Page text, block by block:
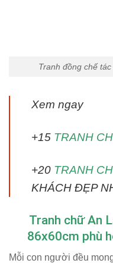
Tranh đồng chế
Xem ngay
+15 TRANH
+20 TRANH
KHÁCH ĐẸP
Tranh chữ An
86x60cm phù
Mỗi con người đều